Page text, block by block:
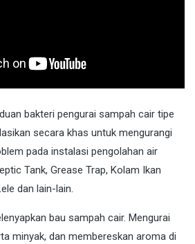
bakteri pengurai sampah cair tipe
secara khas untuk mengurangi
pada instalasi pengolahan air
Tank, Grease Trap, Kolam Ikan
dan lain-lain.
bau sampah cair. Mengurai
minyak, dan membereskan aroma di